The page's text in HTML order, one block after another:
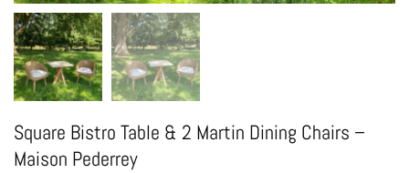
Square Bistro Table & 2 Martin Dining Chairs –
Maison Pederrey